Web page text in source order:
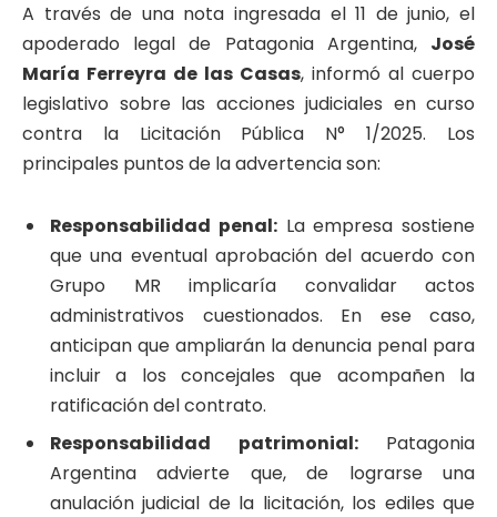
​A través de una nota ingresada el 11 de junio, el
apoderado legal de Patagonia Argentina, José
María Ferreyra de las Casas, informó al cuerpo
legislativo sobre las acciones judiciales en curso
contra la Licitación Pública N° 1/2025. Los
principales puntos de la advertencia son:
Responsabilidad penal:La empresa sostiene
que una eventual aprobación del acuerdo con
Grupo MR implicaría convalidar actos
administrativos cuestionados. En ese caso,
anticipan que ampliarán la denuncia penal para
incluir a los concejales que acompañen la
ratificación del contrato.
Responsabilidad patrimonial:Patagonia
Argentina advierte que, de lograrse una
anulación judicial de la licitación, los ediles que